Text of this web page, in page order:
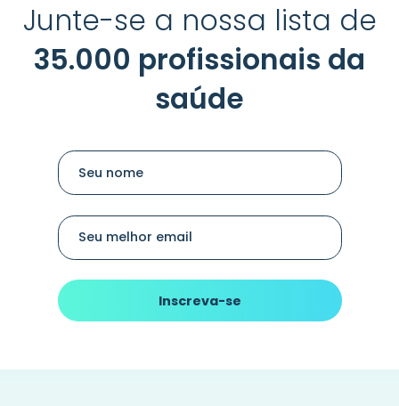
Junte-se a nossa lista de
35.000 profissionais da
saúde
Inscreva-se